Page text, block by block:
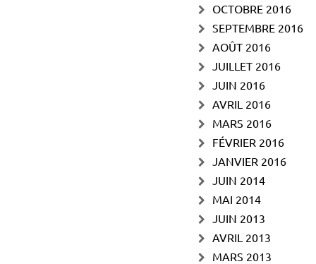
OCTOBRE 2016
SEPTEMBRE 2016
AOÛT 2016
JUILLET 2016
JUIN 2016
AVRIL 2016
MARS 2016
FÉVRIER 2016
JANVIER 2016
JUIN 2014
MAI 2014
JUIN 2013
AVRIL 2013
MARS 2013